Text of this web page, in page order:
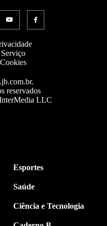
reservados
LLC
Esportes
Saúde
Ciência e Tecnologia